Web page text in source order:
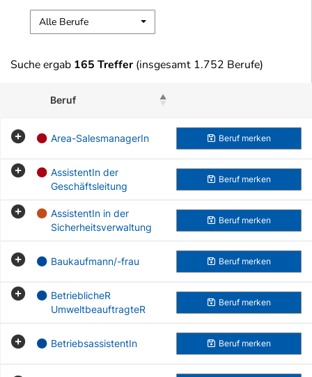
Alle Berufe
Suche ergab 165 Treffer (insgesamt 1.752 Berufe)
Beruf
Area-SalesmanagerIn Beruf merken
AssistentIn der
Geschäftsleitung
Beruf merken
AssistentIn in der
Sicherheitsverwaltung
Beruf merken
Baukaufmann/-frau Beruf merken
BetrieblicheR
UmweltbeauftragteR
Beruf merken
BetriebsassistentIn Beruf merken